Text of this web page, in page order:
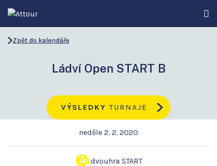
Zpět do kalendáře
Ládví Open START B
VÝSLEDKY TURNAJE
neděle 2. 2. 2020
dvouhra START